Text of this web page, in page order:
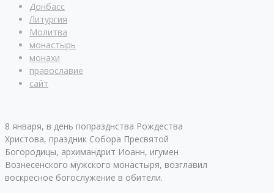
Донбасс
Литургия
Молитва
монастырь
монахи
православие
сайт
8 января, в день попразднства Рождества
Христова, праздник Собора Пресвятой
Богородицы, архимандрит Иоанн, игумен
Вознесенского мужского монастыря, возглавил
воскресное богослужение в обители.